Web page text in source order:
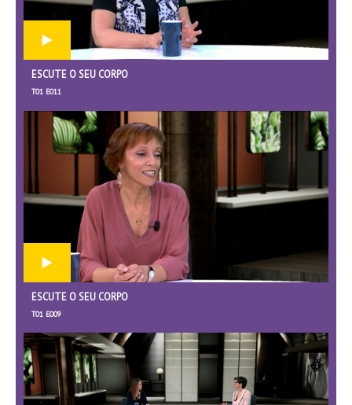
ESCUTE O SEU CORPO
T01 E011
ESCUTE O SEU CORPO
T01 E009